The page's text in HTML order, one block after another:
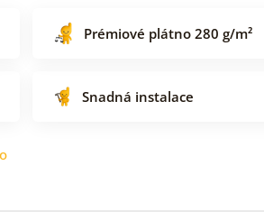
Prémiové plátno 280 g/m²
Snadná instalace